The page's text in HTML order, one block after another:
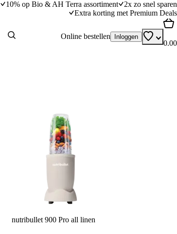
10% op Bio & AH Terra assortiment
2x zo snel sparen
Extra korting met Premium Deals
Online bestellen Inloggen
0.00
nutribullet 900 Pro all linen